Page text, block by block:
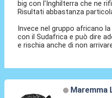
big con l'Inghilterra che ne
Risultati abbastanza
Invece nel gruppo africano
con il Sudafrica e può dire
e rischia anche di non
Maremma